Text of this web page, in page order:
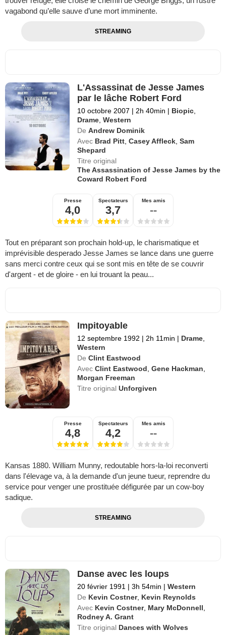
vagabond qu’elle sauve d’une mort imminente.
STREAMING
L'Assassinat de Jesse James
par le lâche Robert Ford
10 octobre 2007 | 2h 40min | Biopic,
Drame,Western
De Andrew Dominik
Avec Brad Pitt,Casey Affleck,Sam
Shepard
Titre original
The Assassination of Jesse James by the
Coward Robert Ford
Presse
4,0
Spectateurs
3,7
Mes amis
--
Tout en préparant son prochain hold-up, le charismatique et
imprévisible desperado Jesse James se lance dans une guerre
sans merci contre ceux qui se sont mis en tête de se couvrir
d'argent - et de gloire - en lui trouant la peau...
Impitoyable
12 septembre 1992 | 2h 11min | Drame,
Western
De Clint Eastwood
Avec Clint Eastwood,Gene Hackman,
Morgan Freeman
Titre originalUnforgiven
Presse
4,8
Spectateurs
4,2
Mes amis
--
Kansas 1880. William Munny, redoutable hors-la-loi reconverti
dans l'élevage va, à la demande d'un jeune tueur, reprendre du
service pour venger une prostituée défigurée par un cow-boy
sadique.
STREAMING
Danse avec les loups
20 février 1991 | 3h 54min | Western
De Kevin Costner, Kevin Reynolds
Avec Kevin Costner, Mary McDonnell,
Rodney A. Grant
Titre original Dances with Wolves